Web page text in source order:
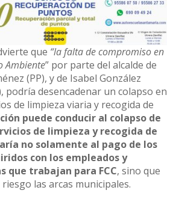
que “la falta de compromiso en
Ambiente” por parte del alcalde de
(PP), y de Isabel González
podría desencadenar un colapso en
de limpieza viaria y recogida de
puede conducir al colapso de
de limpieza y recogida de
no solamente al pago de los
con los empleados y
que trabajan para FCC, sino que
las arcas municipales.